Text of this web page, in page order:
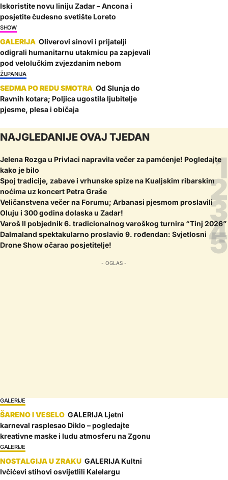
Iskoristite novu liniju Zadar – Ancona i
posjetite čudesno svetište Loreto
SHOW
Oliverovi sinovi i prijatelji
odigrali humanitarnu utakmicu pa zapjevali
pod velolučkim zvjezdanim nebom
ŽUPANIJA
Od Slunja do
Ravnih kotara; Poljica ugostila ljubitelje
pjesme, plesa i običaja
NAJGLEDANIJE OVAJ TJEDAN
Jelena Rozga u Privlaci napravila večer za pamćenje! Pogledajte
kako je bilo
Spoj tradicije, zabave i vrhunske spize na Kualjskim ribarskim
noćima uz koncert Petra Graše
Veličanstvena večer na Forumu; Arbanasi pjesmom proslavili
Oluju i 300 godina dolaska u Zadar!
Varoš II pobjednik 6. tradicionalnog varoškog turnira “Tinj 2026”
Dalmaland spektakularno proslavio 9. rođendan: Svjetlosni
Drone Show očarao posjetitelje!
- OGLAS -
GALERIJE
GALERIJA Ljetni
karneval rasplesao Diklo – pogledajte
kreativne maske i ludu atmosferu na Zgonu
GALERIJE
GALERIJA Kultni
Ivčićevi stihovi osvijetlili Kalelargu